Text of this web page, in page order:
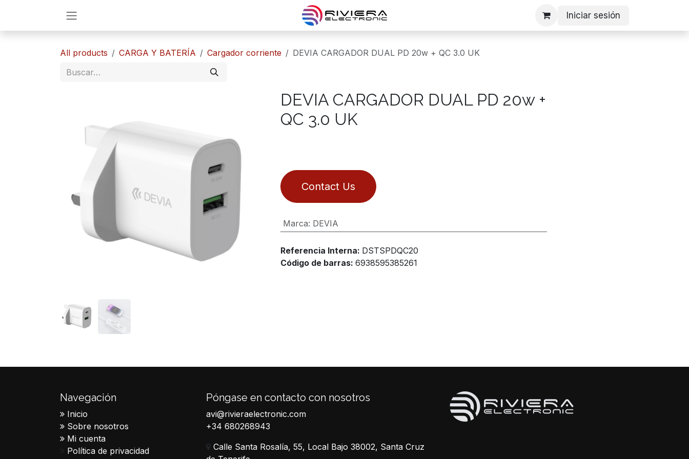
Iniciar sesión
All products CARGA Y BATERÍA ​​Cargador corriente DEVIA CARGADOR DUAL PD 20w + QC 3.0 UK
DEVIA CARGADOR DUAL PD 20w +
QC 3.0 UK
Contact Us
Marca: DEVIA
Referencia Interna: DSTSPDQC20
Código de barras: 6938595385261
Navegación
Inicio
Sobre nosotros
Mi cuenta
Política de privacidad
Póngase en contacto con nosotros
avi@rivieraelectronic.com
+34 680268943
Calle Santa Rosalía, 55, Local Bajo 38002, Santa Cruz